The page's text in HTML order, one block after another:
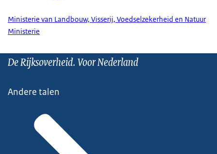
Ministerie van Landbouw, Visserij, Voedselzekerheid en Natuur
Ministerie
De Rijksoverheid. Voor Nederland
Andere talen